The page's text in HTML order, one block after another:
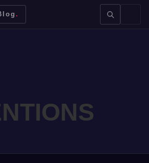
.
BUSCAR →
Malbec Bodegas Jujuy